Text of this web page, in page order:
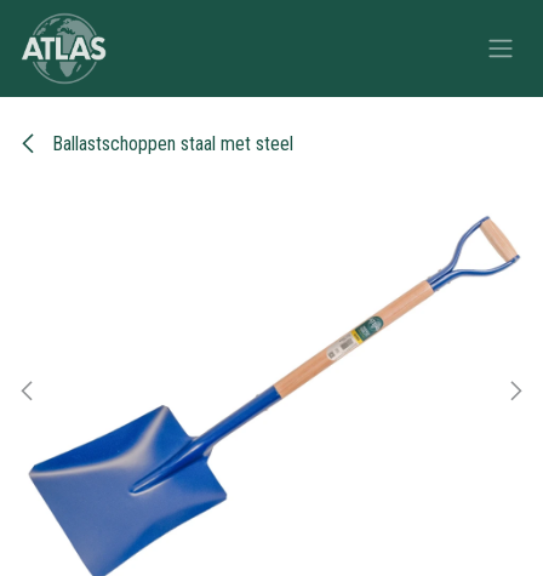
Overslaan naar inhoud
Ballastschoppen staal met steel